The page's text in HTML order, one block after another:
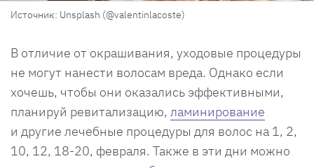
Источник: Unsplash (@valentinlacoste)
В отличие от окрашивания, уходовые процедуры
не могут нанести волосам вреда. Однако если
хочешь, чтобы они оказались эффективными,
планируй ревитализацию, ламинирование
и другие лечебные процедуры для волос на 1, 2,
10, 12, 18-20, февраля. Также в эти дни можно